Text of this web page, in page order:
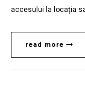
accesului la locația
read more